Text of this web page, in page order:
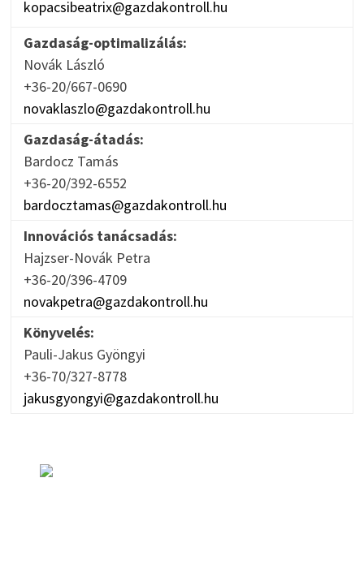
kopacsibeatrix@gazdakontroll.hu
Gazdaság-optimalizálás:
Novák László
+36-20/667-0690
novaklaszlo@gazdakontroll.hu
Gazdaság-átadás:
Bardocz Tamás
+36-20/392-6552
bardocztamas@gazdakontroll.hu
Innovációs tanácsadás:
Hajzser-Novák Petra
+36-20/396-4709
novakpetra@gazdakontroll.hu
Könyvelés:
Pauli-Jakus Gyöngyi
+36-70/327-8778
jakusgyongyi@gazdakontroll.hu